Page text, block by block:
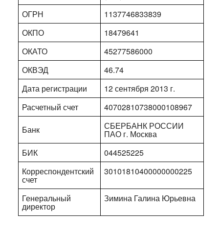
ОГРН
1137746833839
ОКПО
18479641
ОКАТО
45277586000
ОКВЭД
46.74
Дата регистрации
12 сентября 2013 г.
Расчетный счет
40702810738000108967
Банк
СБЕРБАНК РОССИИ
ПАО г. Москва
БИК
044525225
Корреспондентский
счет
30101810400000000225
Генеральный
директор
Зимина Галина Юрьевна